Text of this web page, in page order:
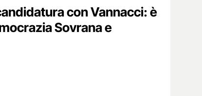
con Vannacci: è
Sovrana e